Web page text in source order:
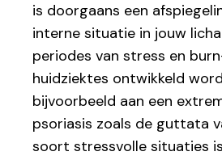
is doorgaans een
interne situatie in jouw
periodes van stress en
huidziektes ontwikkeld
bijvoorbeeld aan een
psoriasis zoals de guttata
soort stressvolle situaties